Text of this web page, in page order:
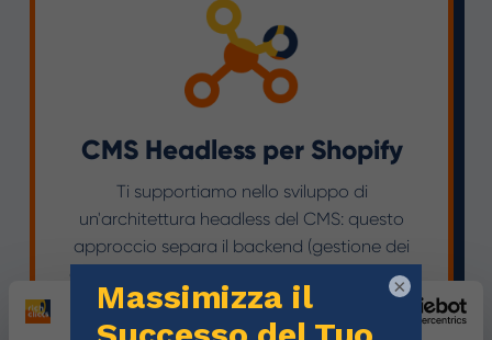
CMS Headless per Shopify
Ti supportiamo nello sviluppo di
un'architettura headless del CMS: questo
approccio separa il backend (gestione dei
contenuti) dall'frontend (interfaccia utente),
consentendo una maggiore flessibilità,
prestazioni ottimizzate e integrazioni più
×